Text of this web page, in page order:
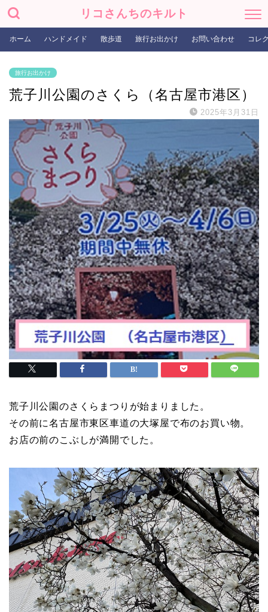
リコさんちのキルト
ホーム ハンドメイド 散歩道 旅行お出かけ お問い合わせ コレ
旅行お出かけ
荒子川公園のさくら（名古屋市港区）
2025年3月31日
荒子川公園のさくらまつりが始まりました。
その前に名古屋市東区車道の大塚屋で布のお買い物。
お店の前のこぶしが満開でした。